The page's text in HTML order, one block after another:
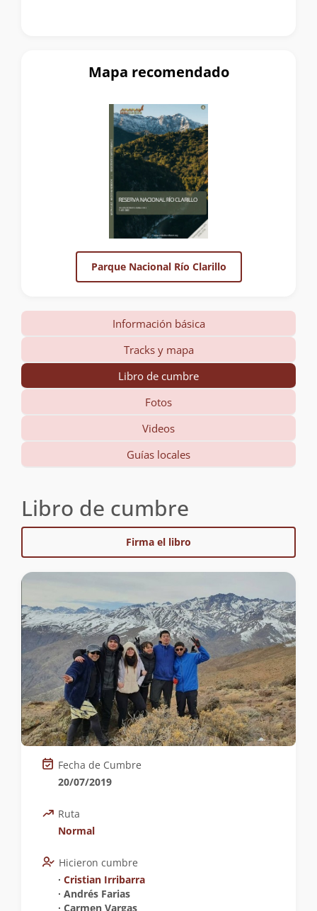
Mapa recomendado
Parque Nacional Río Clarillo
Información básica
Tracks y mapa
Libro de cumbre
Fotos
Videos
Guías locales
Libro de cumbre
Firma el libro
Fecha de Cumbre
20/07/2019
Ruta
Normal
Hicieron cumbre
∙ Cristian Irribarra
∙ Andrés Farias
∙ Carmen Vargas